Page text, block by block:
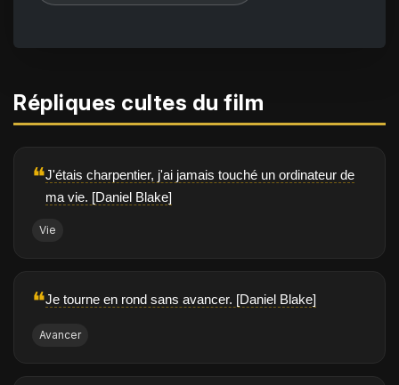
Répliques cultes du film
❝J'étais charpentier, j'ai jamais touché un ordinateur de
ma vie. [Daniel Blake]
Vie
❝Je tourne en rond sans avancer. [Daniel Blake]
Avancer